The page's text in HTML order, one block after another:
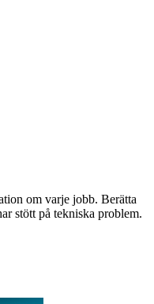
om varje jobb. Berätta
stött på tekniska problem.